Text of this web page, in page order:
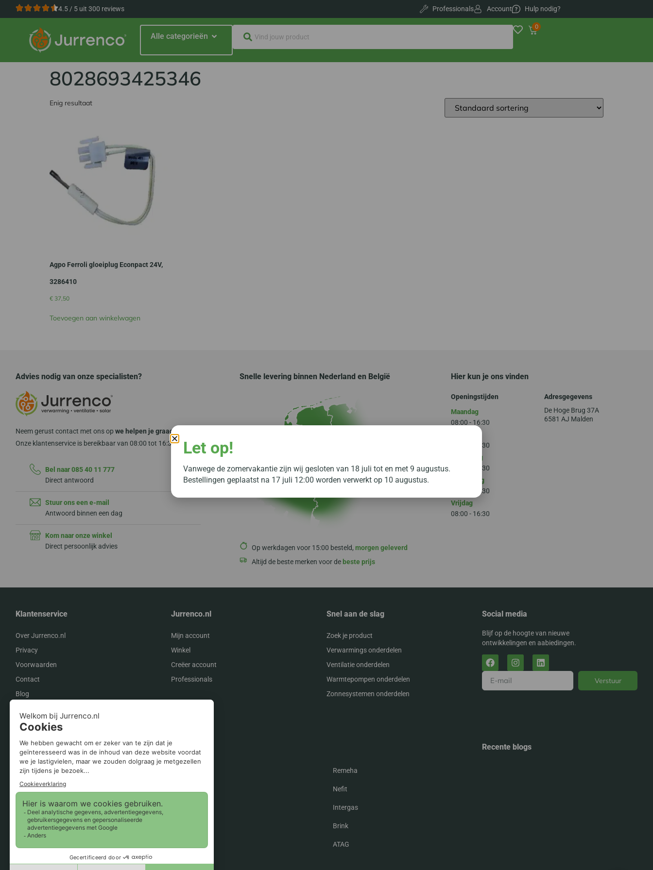
4.5 / 5 uit 300 reviews Professionals Account Hulp nodig?
Alle categorieën
0
8028693425346
Enig resultaat
Agpo Ferroli gloeiplug Econpact 24V,
3286410
€ 37,50
Toevoegen aan winkelwagen
Advies nodig van onze specialisten?
Neem gerust contact met ons op we helpen je graag verder!
Onze klantenservice is bereikbaar van 08:00 tot 16:30 uur.
Bel naar 085 40 11 777
Direct antwoord
Stuur ons een e-mail
Antwoord binnen een dag
Kom naar onze winkel
Direct persoonlijk advies
Snelle levering binnen Nederland en België
Op werkdagen voor 15:00 besteld, morgen geleverd
Altijd de beste merken voor de beste prijs
Hier kun je ons vinden
Openingstijden
Maandag
08:00 - 16:30
08:00 - 16:30
Woensdag
08:00 - 16:30
Donderdag
08:00 - 16:30
Vrijdag
08:00 - 16:30
Adresgegevens
De Hoge Brug 37A
6581 AJ Malden
Klantenservice
Over Jurrenco.nl
Privacy
Voorwaarden
Contact
Blog
Jurrenco.nl
Mijn account
Winkel
Creëer account
Professionals
Snel aan de slag
Zoek je product
Verwarmings onderdelen
Ventilatie onderdelen
Warmtepompen onderdelen
Zonnesystemen onderdelen
Social media
Blijf op de hoogte van nieuwe
ontwikkelingen en aabiedingen.
Verstuur
Onze merken op een rij
Zehnder Remeha
Radson Nefit
Itho Daalderop Intergas
Flakt Brink
Bosch ATAG
Agpo Ferroli
Recente blogs
Let op!
Vanwege de zomervakantie zijn wij gesloten van 18 juli tot en met 9 augustus.
Bestellingen geplaatst na 17 juli 12:00 worden verwerkt op 10 augustus.